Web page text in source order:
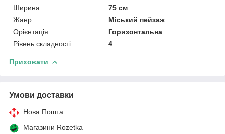
Ширина
75 см
Жанр
Міський пейзаж
Орієнтація
Горизонтальна
Рівень складності
4
Приховати
Умови доставки
Нова Пошта
Магазини Rozetka